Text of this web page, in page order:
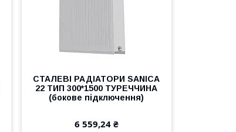
СТАЛЕВІ РАДІАТОРИ SANICA
22 ТИП 300*1500 ТУРЕЧЧИНА
(бокове підключення)
6 559,24 ₴